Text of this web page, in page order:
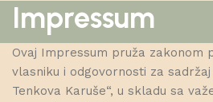
Impressum
Ovaj Impressum pruža zakonom
vlasniku i odgovornosti za
Tenkova Karuše“, u skladu sa